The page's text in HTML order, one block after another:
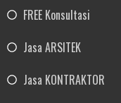
FREE Konsultasi
Jasa ARSITEK
Jasa KONTRAKTOR